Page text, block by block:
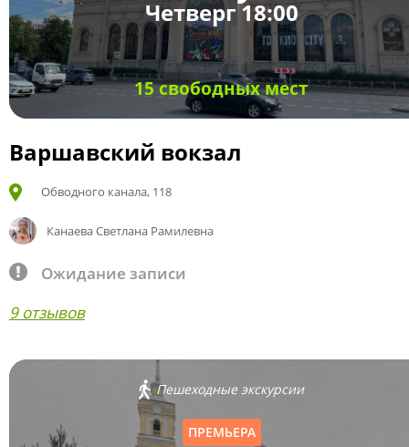
Четверг 18:00
15 свободных мест
Варшавский вокзал
Обводного канала, 118
Канаева Светлана Рамилевна
Ожидание записи
9 отзывов
Пешеходные экскурсии
ПРЕМЬЕРА